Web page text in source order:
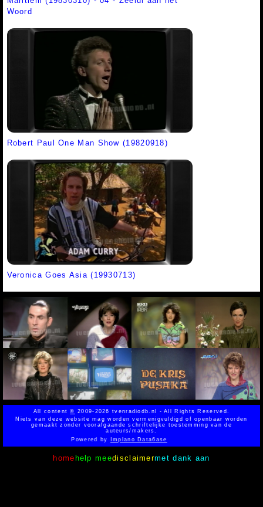
Woord
Robert Paul One Man Show (19820918)
Veronica Goes Asia (19930713)
All content© 2009-2026 tvenradiodb.nl - All Rights Reserved.
Niets van deze website mag worden vermenigvuldigd of openbaar worden
gemaakt zonder voorafgaande schriftelijke toestemming van de
auteurs/makers.
Powered by
Implano Data6ase
home help meedisclaimermet dank aan